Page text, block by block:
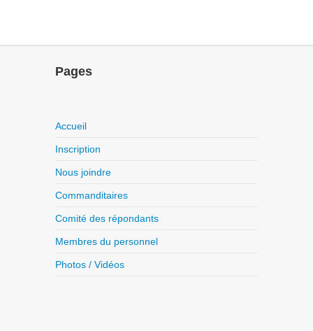
Pages
Accueil
Inscription
Nous joindre
Commanditaires
Comité des répondants
Membres du personnel
Photos / Vidéos